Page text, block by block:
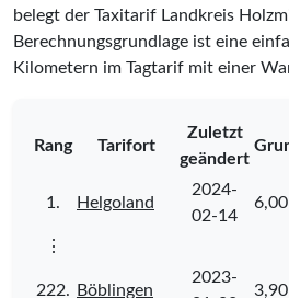
belegt der Taxitarif Landkreis
Berechnungsgrundlage ist eine
Kilometern im Tagtarif mit einer
Rang Tarifort
Zuletzt
geändert
1. Helgoland
2024-
02-14
⋮
222. Böblingen
2023-